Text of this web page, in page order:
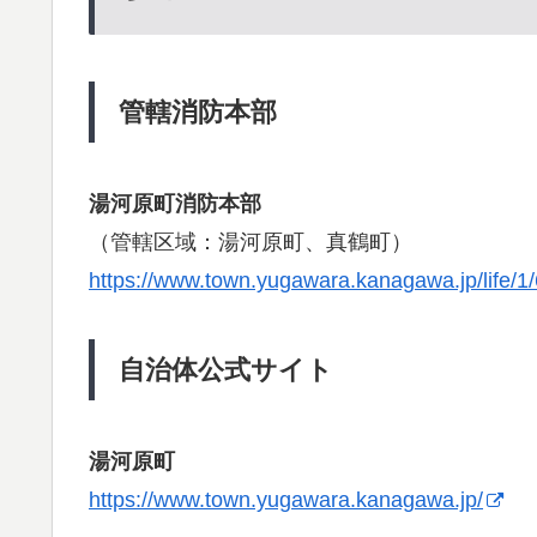
管轄消防本部
湯河原町消防本部
（管轄区域：湯河原町、真鶴町）
https://www.town.yugawara.kanagawa.jp/life/
自治体公式サイト
湯河原町
https://www.town.yugawara.kanagawa.jp/